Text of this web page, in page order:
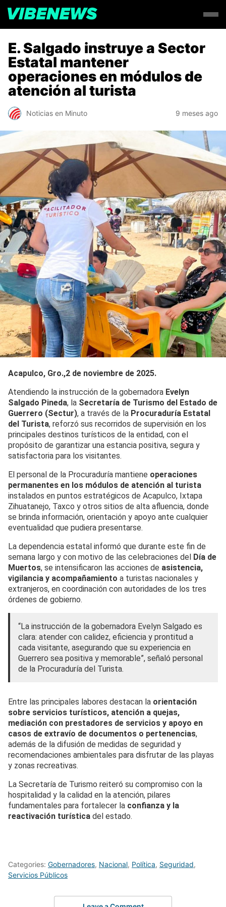
E. Salgado instruye a Sector
Estatal mantener
operaciones en módulos de
atención al turista
Noticias en Minuto 9 meses ago
Acapulco, Gro.,2 de noviembre de 2025.
Atendiendo la instrucción de la gobernadora Evelyn
Salgado Pineda, la Secretaría de Turismo del Estado de
Guerrero (Sectur), a través de la Procuraduría Estatal
del Turista, reforzó sus recorridos de supervisión en los
principales destinos turísticos de la entidad, con el
propósito de garantizar una estancia positiva, segura y
satisfactoria para los visitantes.
El personal de la Procuraduría mantiene operaciones
permanentes en los módulos de atención al turista
instalados en puntos estratégicos de Acapulco, Ixtapa
Zihuatanejo, Taxco y otros sitios de alta afluencia, donde
se brinda información, orientación y apoyo ante cualquier
eventualidad que pudiera presentarse.
La dependencia estatal informó que durante este fin de
semana largo y con motivo de las celebraciones del Día de
Muertos, se intensificaron las acciones de asistencia,
vigilancia y acompañamiento a turistas nacionales y
extranjeros, en coordinación con autoridades de los tres
órdenes de gobierno.
“La instrucción de la gobernadora Evelyn Salgado es
clara: atender con calidez, eficiencia y prontitud a
cada visitante, asegurando que su experiencia en
Guerrero sea positiva y memorable”, señaló personal
de la Procuraduría del Turista.
Entre las principales labores destacan la orientación
sobre servicios turísticos, atención a quejas,
mediación con prestadores de servicios y apoyo en
casos de extravío de documentos o pertenencias,
además de la difusión de medidas de seguridad y
recomendaciones ambientales para disfrutar de las playas
y zonas recreativas.
La Secretaría de Turismo reiteró su compromiso con la
hospitalidad y la calidad en la atención, pilares
fundamentales para fortalecer la confianza y la
reactivación turística del estado.
Categories: Gobernadores, Nacional, Política, Seguridad,
Servicios Públicos